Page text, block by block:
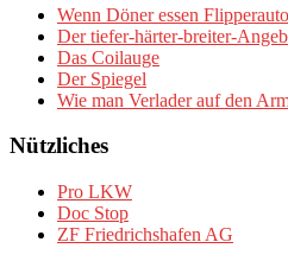
Wenn Döner essen
Der tiefer-härter-breiter-
Das Coilauge
Der Spiegel
Wie man Verlader auf den
Nützliches
Pro LKW
Doc Stop
ZF Friedrichshafen AG